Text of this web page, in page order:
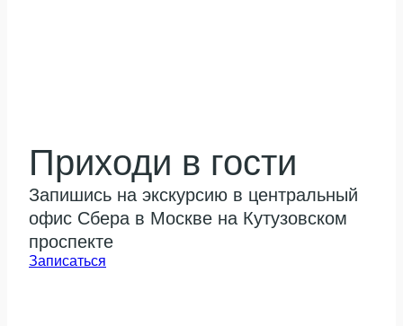
Приходи в гости
Запишись на экскурсию в центральный
офис Сбера в Москве на Кутузовском
проспекте
Записаться